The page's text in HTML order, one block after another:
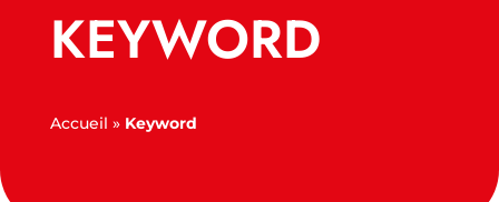
KEYWORD
Accueil » Keyword